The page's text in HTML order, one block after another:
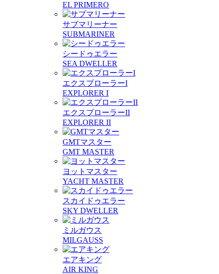
EL PRIMERO
サブマリーナー
SUBMARINER
シードゥエラー
SEA DWELLER
エクスプローラーI
EXPLORER I
エクスプローラーII
EXPLORER II
GMTマスター
GMT MASTER
ヨットマスター
YACHT MASTER
スカイドゥエラー
SKY DWELLER
ミルガウス
MILGAUSS
エアキング
AIR KING